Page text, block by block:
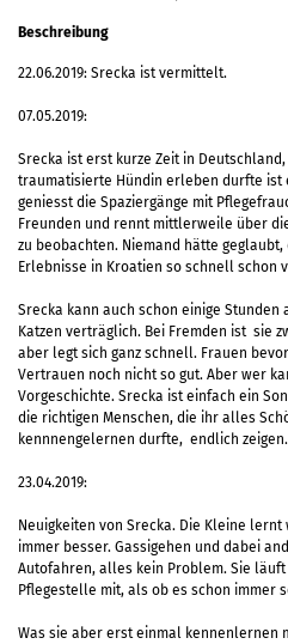
Beschreibung
22.06.2019: Srecka ist vermittelt.
07.05.2019:
Srecka ist erst kurze Zeit in
traumatisierte Hündin erleben durfte ist
geniesst die Spaziergänge mit
Freunden und rennt mittlerweile über
zu beobachten. Niemand hätte
Erlebnisse in Kroatien so schnell schon
Srecka kann auch schon einige
Katzen verträglich. Bei Fremden ist sie
aber legt sich ganz schnell. Frauen
Vertrauen noch nicht so gut. Aber wer
Vorgeschichte. Srecka ist einfach ein
die richtigen Menschen, die ihr alles
kennnengelernen durfte, endlich zeigen.
23.04.2019:
Neuigkeiten von Srecka. Die Kleine
immer besser. Gassigehen und dabei
Autofahren, alles kein Problem. Sie
Pflegestelle mit, als ob es schon immer
Was sie aber erst einmal kennenlernen